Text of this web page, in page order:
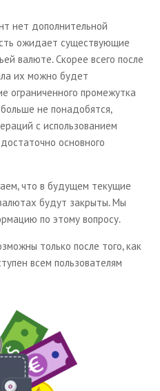
нет дополнительной
ожидает существующие
валюте. Скорее всего после
их можно будет
ограниченного промежутка
не понадобятся,
с использованием
основного
что в будущем текущие
будут закрыты. Мы
по этому вопросу.
только после того, как
всем пользователям